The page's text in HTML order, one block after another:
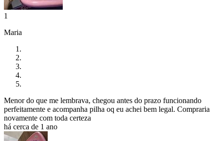
1
Maria
Menor do que me lembrava, chegou antes do prazo funcionando
perfeitamente e acompanha pilha oq eu achei bem legal. Compraria
novamente com toda certeza
há cerca de 1 ano